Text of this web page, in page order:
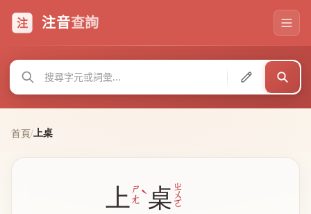
注 注音查詢
首頁/上桌
上 ㄕ
ㄤˋ桌 ㄓ
ㄨ
ㄛ